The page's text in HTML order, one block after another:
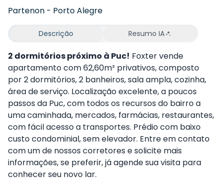
Partenon - Porto Alegre
Descrição Resumo IA
2 dormitórios próximo à Puc! Foxter vende
apartamento com 62,60m² privativos, composto
por 2 dormitórios, 2 banheiros, sala ampla, cozinha,
área de serviço. Localização excelente, a poucos
passos da Puc, com todos os recursos do bairro a
uma caminhada, mercados, farmácias, restaurantes,
com fácil acesso a transportes. Prédio com baixo
custo condominial, sem elevador. Entre em contato
com um de nossos corretores e solicite mais
informações, se preferir, já agende sua visita para
conhecer seu novo lar.